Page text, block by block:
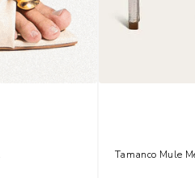
Bico Folha Off WhiteTamanco Mule